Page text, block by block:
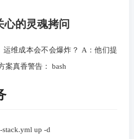
心的灵魂拷问
运维成本会不会爆炸？ A：他们提
案真香警告： bash
up -d